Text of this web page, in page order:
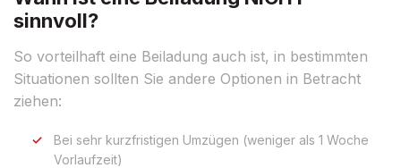
sinnvoll?
So vorteilhaft eine Beiladung auch ist, in bestimmten
Situationen sollten Sie andere Optionen in Betracht
ziehen:
Bei sehr kurzfristigen Umzügen (weniger als 1 Woche
Vorlaufzeit)